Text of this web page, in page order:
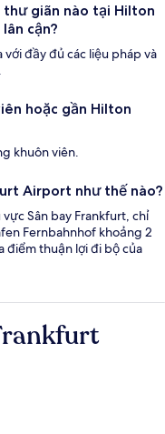
giãn nào tại Hilton
cận?
đầy đủ các liệu pháp và
hoặc gần Hilton
khuôn viên.
Airport như thế nào?
Sân bay Frankfurt, chỉ
Fernbahnhof khoảng 2
điểm thuận lợi đi bộ của